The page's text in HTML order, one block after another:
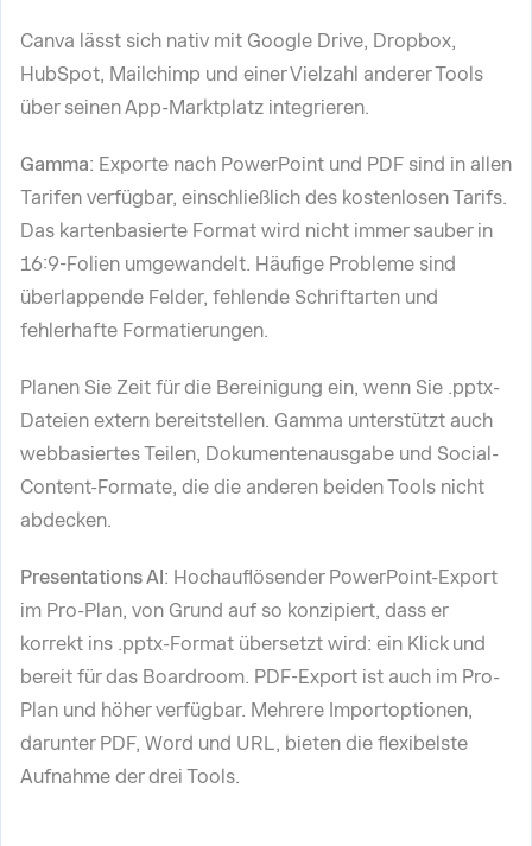
Canva lässt sich nativ mit Google Drive, Dropbox,
HubSpot, Mailchimp und einer Vielzahl anderer Tools
über seinen App-Marktplatz integrieren.
Gamma: Exporte nach PowerPoint und PDF sind in allen
Tarifen verfügbar, einschließlich des kostenlosen Tarifs.
Das kartenbasierte Format wird nicht immer sauber in
16:9-Folien umgewandelt. Häufige Probleme sind
überlappende Felder, fehlende Schriftarten und
fehlerhafte Formatierungen.
Planen Sie Zeit für die Bereinigung ein, wenn Sie .pptx-
Dateien extern bereitstellen. Gamma unterstützt auch
webbasiertes Teilen, Dokumentenausgabe und Social-
Content-Formate, die die anderen beiden Tools nicht
abdecken.
Presentations AI: Hochauflösender PowerPoint-Export
im Pro-Plan, von Grund auf so konzipiert, dass er
korrekt ins .pptx-Format übersetzt wird: ein Klick und
bereit für das Boardroom. PDF-Export ist auch im Pro-
Plan und höher verfügbar. Mehrere Importoptionen,
darunter PDF, Word und URL, bieten die flexibelste
Aufnahme der drei Tools.